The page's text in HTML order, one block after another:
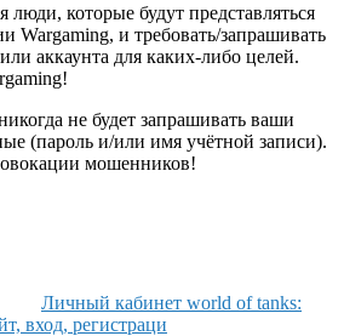
люди, которые будут представляться
Wargaming, и требовать/запрашивать
аккаунта для каких-либо целей.
не будет запрашивать ваши
(пароль и/или имя учётной записи).
мошенников!
Личный кабинет world of tanks:
вход, регистраци